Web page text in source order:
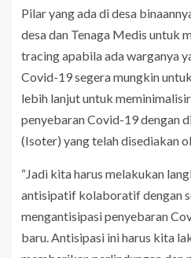
Pilar yang ada di desa
desa dan Tenaga Medis untuk
tracing apabila ada warganya
Covid-19 segera mungkin
lebih lanjut untuk
penyebaran Covid-19 dengan
(Isoter) yang telah disediakan
“Jadi kita harus melakukan
antisipatif kolaboratif dengan
mengantisipasi penyebaran
baru. Antisipasi ini harus kita